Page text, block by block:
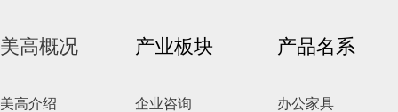
美高概况
美高介绍
产业板块
企业咨询
产品名系
办公家具